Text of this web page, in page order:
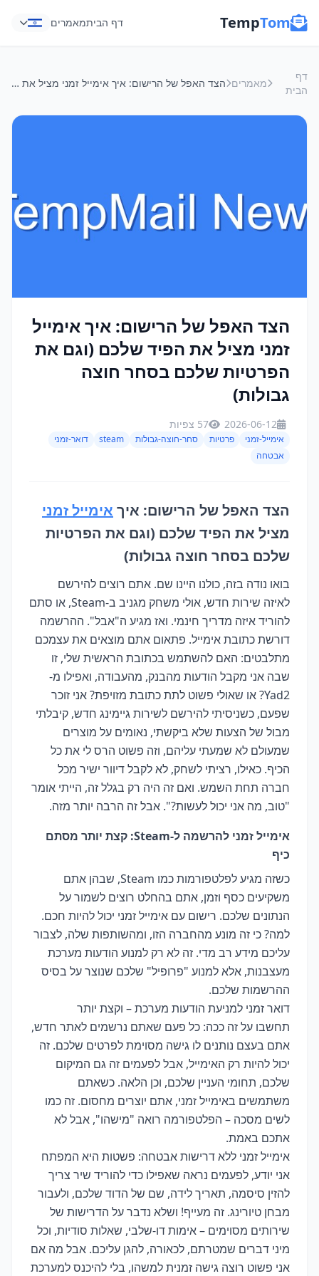
TempTom דף הביתמאמרים
דף
הבית
מאמרים הצד האפל של הרישום: איך אימייל זמני מציל את הפיד שלכם (וגם את הפרטיות שלכם בסחר חוצה גבולות)
הצד האפל של הרישום: איך אימייל
זמני מציל את הפיד שלכם (וגם את
הפרטיות שלכם בסחר חוצה
גבולות)
2026-06-12 57 צפיות
אימייל-זמני פרטיות סחר-חוצה-גבולות steam
דואר-זמני
אבטחה
הצד האפל של הרישום: איך אימייל זמני
מציל את הפיד שלכם (וגם את הפרטיות
שלכם בסחר חוצה גבולות)
בואו נודה בזה, כולנו היינו שם. אתם רוצים להירשם
לאיזה שירות חדש, אולי משחק מגניב ב-Steam, או סתם
להוריד איזה מדריך חינמי. ואז מגיע ה"אבל". ההרשמה
דורשת כתובת אימייל. פתאום אתם מוצאים את עצמכם
מתלבטים: האם להשתמש בכתובת הראשית שלי, זו
שבה אני מקבל הודעות מהבנק, מהעבודה, ואפילו מ-
Yad2? או שאולי פשוט לתת כתובת מזויפת? אני זוכר
שפעם, כשניסיתי להירשם לשירות גיימינג חדש, קיבלתי
מבול של הצעות שלא ביקשתי, נאומים על מוצרים
שמעולם לא שמעתי עליהם, וזה פשוט הרס לי את כל
הכיף. כאילו, רציתי לשחק, לא לקבל דיוור ישיר מכל
חברה תחת השמש. ואם זה היה רק בגלל זה, הייתי אומר
"טוב, מה אני יכול לעשות?". אבל זה הרבה יותר מזה.
אימייל זמני להרשמה ל-Steam: קצת יותר מסתם
כיף
כשזה מגיע לפלטפורמות כמו Steam, שבהן אתם
משקיעים כסף וזמן, אתם בהחלט רוצים לשמור על
הנתונים שלכם. רישום עם אימייל זמני יכול להיות חכם.
למה? כי זה מונע מהחברה הזו, ומהשותפות שלה, לצבור
עליכם מידע רב מדי. זה לא רק למנוע הודעות מערכת
מעצבנות, אלא למנוע "פרופיל" שלכם שנוצר על בסיס
ההרשמות שלכם.
דואר זמני למניעת הודעות מערכת – וקצת יותר
תחשבו על זה ככה: כל פעם שאתם נרשמים לאתר חדש,
אתם בעצם נותנים לו גישה מסוימת לפרטים שלכם. זה
יכול להיות רק האימייל, אבל לפעמים זה גם המיקום
שלכם, תחומי העניין שלכם, וכן הלאה. כשאתם
משתמשים באימייל זמני, אתם יוצרים מחסום. זה כמו
לשים מסכה – הפלטפורמה רואה "מישהו", אבל לא
אתכם באמת.
אימייל זמני ללא דרישות אבטחה: פשטות היא המפתח
אני יודע, לפעמים נראה שאפילו כדי להוריד שיר צריך
להזין סיסמה, תאריך לידה, שם של הדוד שלכם, ולעבור
מבחן טיורינג. זה מעייף! ושלא נדבר על הדרישות של
שירותים מסוימים – אימות דו-שלבי, שאלות סודיות, וכל
מיני דברים שמטרתם, לכאורה, להגן עליכם. אבל מה אם
אני פשוט רוצה גישה זמנית למשהו, בלי להיכנס למערכת